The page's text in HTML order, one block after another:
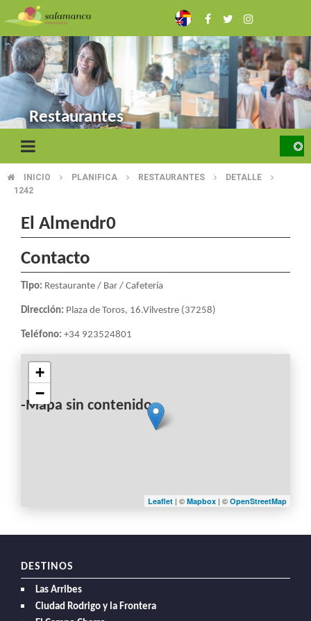
to
main
content
Restaurantes
BREADCRUMB
INICIO PLANIFICA RESTAURANTES
DETALLE
1242
El Almendr0
Contacto
Tipo: Restaurante / Bar / Cafetería
Dirección: Plaza de Toros, 16.Vilvestre (37258)
Teléfono: +34 923524801
-Mapa sin contenido-
+
−
Leaflet | © Mapbox | © OpenStreetMap
DESTINOS
Las Arribes
Ciudad Rodrigo y la Frontera